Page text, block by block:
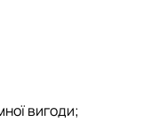
вигоди;